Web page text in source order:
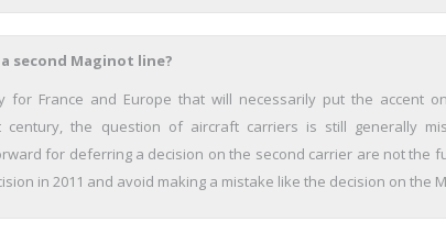
second Maginot line?
for France and Europe that will neces­sarily put the accent
the question of aircraft carriers is still generally
for deferring a decision on the second carrier are not the
in 2011 and avoid making a mistake like the decision on the